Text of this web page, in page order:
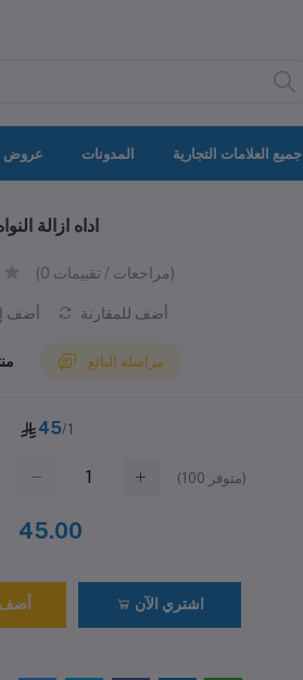
عروض المدونات جميع العلامات التجارية
• اداه ازالة
(0 مراجعات / تقييمات)
أضف أضف للمقارنة
مراسلة البائع
45/1
(100 متوفر)
45.00
أضف اشتري الآن